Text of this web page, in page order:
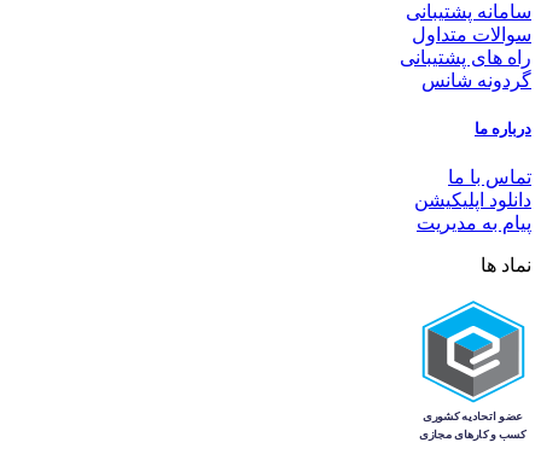
سامانه پشتیبانی
سوالات متداول
راه های پشتیبانی
گردونه شانس
درباره ما
تماس با ما
دانلود اپلیکیشن
پیام به مدیریت
نماد ها